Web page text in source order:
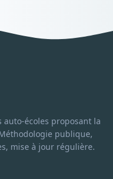
écoles proposant la
publique,
mise à jour régulière.